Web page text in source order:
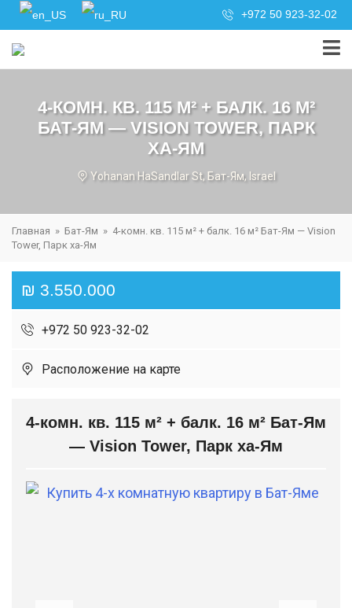
+972 50 923-32-02
4-КОМН. КВ. 115 М² + БАЛК. 16 М²
БАТ-ЯМ — VISION TOWER, ПАРК
ХА-ЯМ
Yohanan HaSandlar St, Бат-Ям, Israel
Главная » Бат-Ям » 4-комн. кв. 115 м² + балк. 16 м² Бат-Ям — Vision
Tower, Парк ха-Ям
₪ 3.550.000
+972 50 923-32-02
Расположение на карте
4-комн. кв. 115 м² + балк. 16 м² Бат-Ям
— Vision Tower, Парк ха-Ям